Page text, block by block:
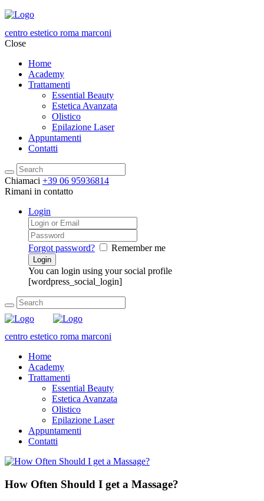
centro estetico roma marconi
Close
Home
Academy
Trattamenti
Essential Beauty
Estetica Avanzata
Olistico
Epilazione Laser
Appuntamenti
Contatti
Chiamaci +39 06 95936814
Rimani in contatto
Login
Forgot password? Remember me
You can login using your social profile
[wordpress_social_login]
centro estetico roma marconi
Home
Academy
Trattamenti
Essential Beauty
Estetica Avanzata
Olistico
Epilazione Laser
Appuntamenti
Contatti
How Often Should I get a Massage?